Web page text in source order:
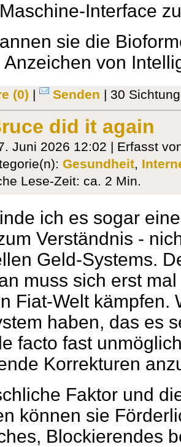
Interface
sie die
Anzeichen von
(0) | Senden | 30
did it again
Juni 2026 12:02 | Erfasst
Gesundheit,
Lese-Zeit: ca. 2 Min.
ich es sogar
Verständnis -
Geld-Systems.
muss sich erst
Fiat-Welt kämpfen.
haben, das es
facto fast
Korrekturen
Faktor und
können sie
Blockierendes